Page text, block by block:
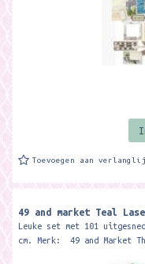
Toevoegen aan
49 and market Teal
Leuke set met 101
cm. Merk: 49 and Market